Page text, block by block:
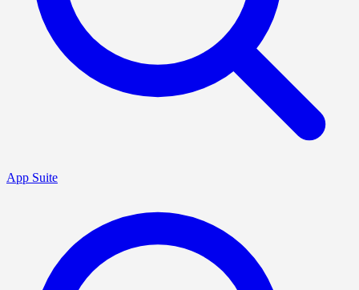
App Suite